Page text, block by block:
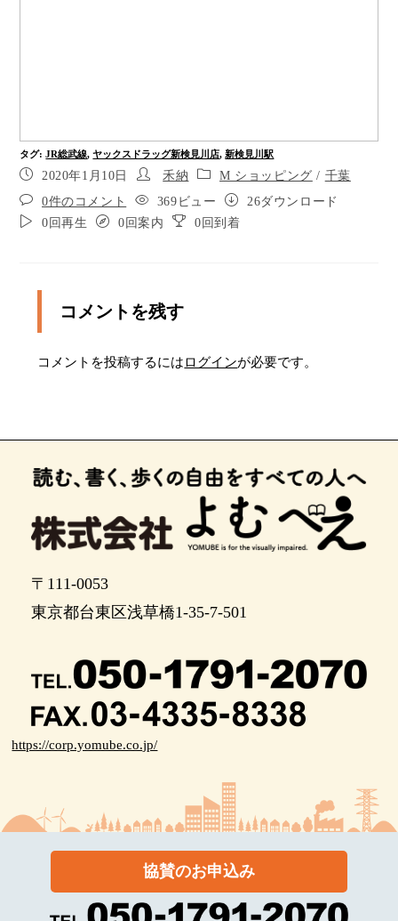
ポイント12
薬局の角まで来ました。右に曲がり、１０メート
ルほど進みます。
タグ:JR総武線, ヤックスドラッグ新検見川店, 新検見川駅
2020年1月10日 禾納 M ショッピング / 千葉
0件のコメント
369ビュー
26ダウンロード
0回再生
0回案内 0回到着
コメントを残す
コメントを投稿するにはログインが必要です。
〒111-0053
東京都台東区浅草橋1-35-7-501
https://corp.yomube.co.jp/
協賛のお申込み